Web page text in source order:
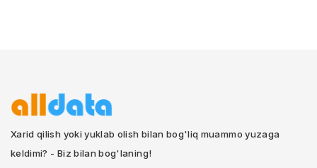
Xarid qilish yoki yuklab olish bilan bog'liq muammo yuzaga
keldimi? - Biz bilan bog'laning!